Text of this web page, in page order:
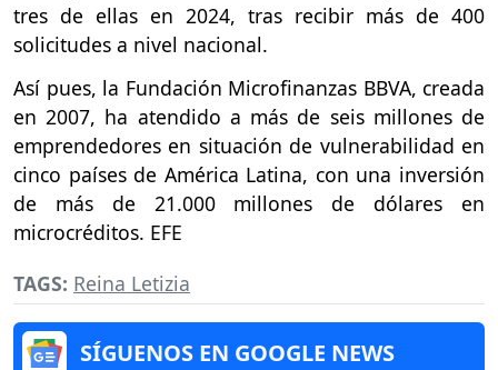
tres de ellas en 2024, tras recibir más de 400
solicitudes a nivel nacional.
Así pues, la Fundación Microfinanzas BBVA, creada
en 2007, ha atendido a más de seis millones de
emprendedores en situación de vulnerabilidad en
cinco países de América Latina, con una inversión
de más de 21.000 millones de dólares en
microcréditos. EFE
TAGS: Reina Letizia
SÍGUENOS EN GOOGLE NEWS